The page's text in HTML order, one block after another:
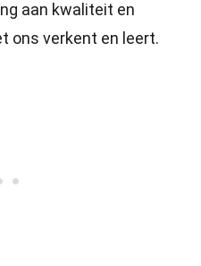
aan kwaliteit en
ons verkent en leert.